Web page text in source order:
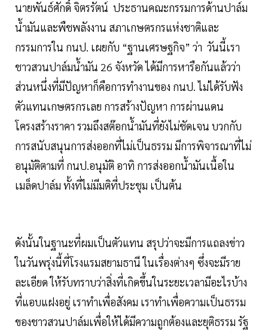
นายพันธ์ศักดิ์ จิตรรัตน์ ประธานคณะกรรมการด้านปาล์ม
น้ำมันและพืชพลังงาน สภาเกษตรกรแห่งชาติและ
กรรมการใน กนป. เผยกับ “ฐานเศรษฐกิจ” ว่า วันนี้เรา
ชาวสวนปาล์มน้ำมัน 26 จังหวัด ได้มีการหารือกันแล้วว่า
ส่วนหนึ่งที่มีปัญหาก็คือการทำงานของ กนป. ไม่ได้รับฟัง
ตัวแทนเกษตรกรเลย การสร้างปัญหา การผ่านแดน
โครงสร้างราคา รวมถึงสต๊อกน้ำมันที่ยังไม่ชัดเจน บวกกับ
การสนับสนุนการส่งออกที่ไม่เป็นธรรม มีการพิจารณาที่ไม่
อนุมัติตามที่ กนป.อนุมัติ อาทิ การส่งออกน้ำมันเนื้อใน
เมล็ดปาล์ม ทั้งที่ไม่มีมติที่ประชุม เป็นต้น
ดังนั้นในฐานะที่ผมเป็นตัวแทน สรุปว่าจะมีการแถลงข่าว
ในวันพรุ่งนี้ที่โรงแรมสยามธานี ในเรื่องต่างๆ ซึ่งจะมีราย
ละเอียด ให้รับทราบว่าสิ่งที่เกิดขึ้นในระยะเวลามีอะไรบ้าง
ที่แอบแฝงอยู่ เราทำเพื่อสังคม เราทำเพื่อความเป็นธรรม
ของชาวสวนปาล์มเพื่อให้ได้มีความถูกต้องและยุติธรรม รัฐ